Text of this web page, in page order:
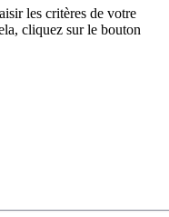
les critères de votre
cliquez sur le bouton